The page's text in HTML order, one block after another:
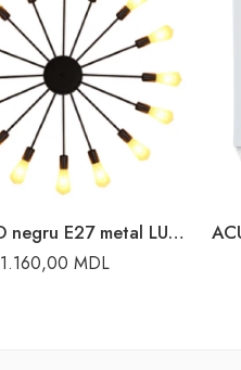
Aplica LED negru E27 metal LUMINA LED
1.160,00 MDL